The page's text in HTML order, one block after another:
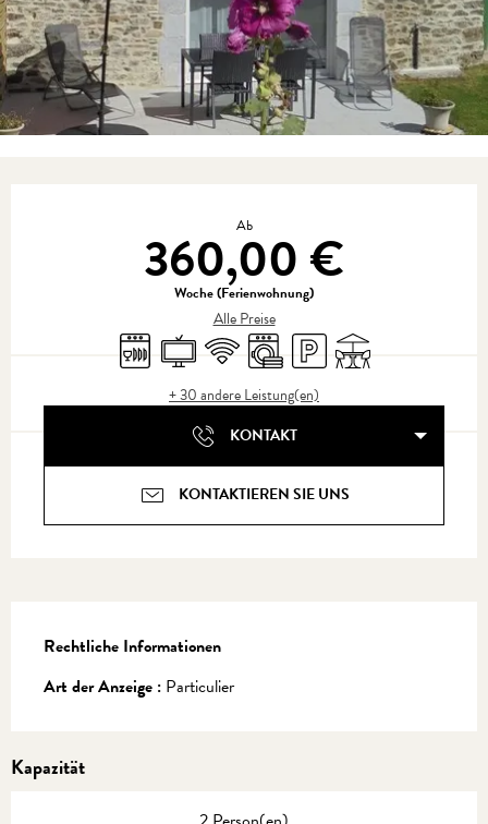
Ab
360,00 €
Woche (Ferienwohnung)
Alle Preise
Geschirrspülmaschine
Fernsehen
Wi-Fi Waschmaschine
ParkplatzTerrasse
+ 30 andere Leistung(en)
KONTAKT
KONTAKTIEREN SIE UNS
Rechtliche Informationen
Rechtliche Informationen
Art der Anzeige : Particulier
Kapazität